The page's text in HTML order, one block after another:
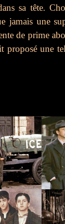
sa tête.
jamais une
de prime
proposé une